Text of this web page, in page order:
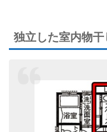
独立した室内物干